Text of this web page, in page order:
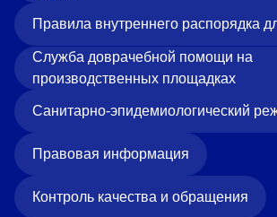
Правила внутреннего распорядка
Служба доврачебной помощи на
производственных площадках
Санитарно-эпидемиологический
Правовая информация
Контроль качества и обращения